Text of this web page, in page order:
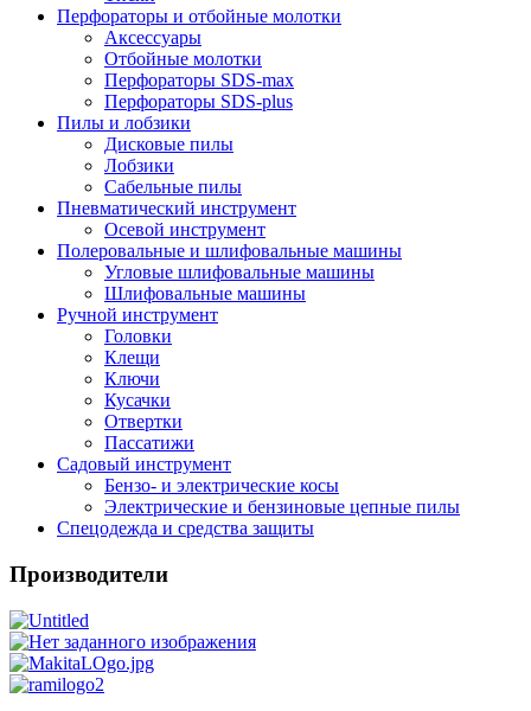
Перфораторы и отбойные молотки
Аксессуары
Отбойные молотки
Перфораторы SDS-max
Перфораторы SDS-plus
Пилы и лобзики
Дисковые пилы
Лобзики
Сабельные пилы
Пневматический инструмент
Осевой инструмент
Полеровальные и шлифовальные машины
Угловые шлифовальные машины
Шлифовальные машины
Ручной инструмент
Головки
Клещи
Ключи
Кусачки
Отвертки
Пассатижи
Садовый инструмент
Бензо- и электрические косы
Электрические и бензиновые цепные пилы
Спецодежда и средства защиты
Производители